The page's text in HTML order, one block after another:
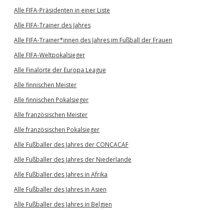
Alle FIFA-Präsidenten in einer Liste
Alle FIFA-Trainer des Jahres
Alle FIFA-Trainer*innen des Jahres im Fußball der Frauen
Alle FIFA-Weltpokalsieger
Alle Finalorte der Europa League
Alle finnischen Meister
Alle finnischen Pokalsieger
Alle französischen Meister
Alle französischen Pokalsieger
Alle Fußballer des Jahres der CONCACAF
Alle Fußballer des Jahres der Niederlande
Alle Fußballer des Jahres in Afrika
Alle Fußballer des Jahres in Asien
Alle Fußballer des Jahres in Belgien